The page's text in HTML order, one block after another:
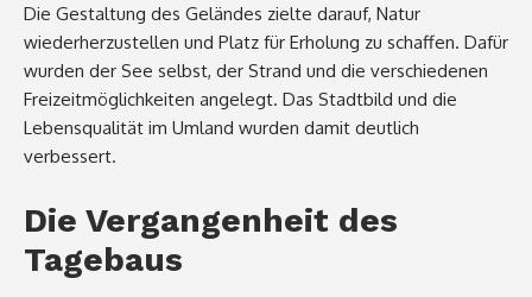
Die Gestaltung des Geländes zielte darauf, Natur
wiederherzustellen und Platz für Erholung zu schaffen. Dafür
wurden der See selbst, der Strand und die verschiedenen
Freizeitmöglichkeiten angelegt. Das Stadtbild und die
Lebensqualität im Umland wurden damit deutlich
verbessert.
Die Vergangenheit des
Tagebaus